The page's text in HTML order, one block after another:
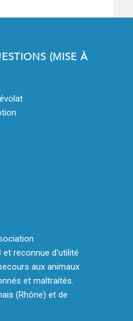
(MISE À
et reconnue d'utilité
aux animaux
et maltraités.
(Rhône) et de